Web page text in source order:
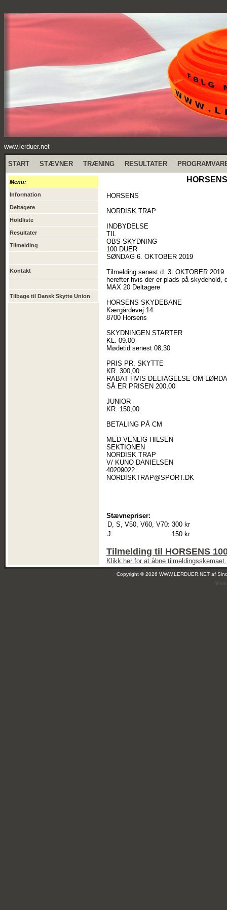
www.lerduer.net
START STÆVNER TRÆNING RESULTATER
Menu:
Information
Deltagere
Holdliste
Resultater
Tilmelding
Kontakt
Tilbage til Dansk Skytte Union
HORSENS
NORDISK TRAP
INDBYDELSE
TIL
OBS-SKYDNING
100 DUER
SØNDAG 6. OKTOBER 2019
Tilmelding senest d. 3. OKTOBER 2019
herefter hvis der er plads på
MAX 20 Deltagere
HORSENS SKYDEBANE
Kærgårdevej 14
8700 Horsens
SKYDNINGEN STARTER
KL. 09.00
Mødetid senest 08,30
PRIS PR. SKYTTE
KR. 300,00
RABAT HVIS DELTAGELSE OM
SÅ ER PRISEN 200,00
JUNIOR
KR. 150,00
BETALING PÅ CM
MED VENLIG HILSEN
SEKTIONEN
NORDISK TRAP
V/ KUNO DANIELSEN
40209022
NORDISKTRAP@SPORT.DK
Stævnepriser:
D, S, V50, V60, V70: 300 kr
J:
150 kr
Tilmelding til HORSENS
Klikk her for at åbne tilmeldingsskemaet.
Copyright © 2026 WWW.LERDUER.NET af